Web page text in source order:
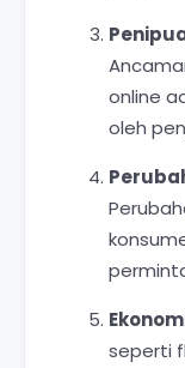
online
oleh
seperti